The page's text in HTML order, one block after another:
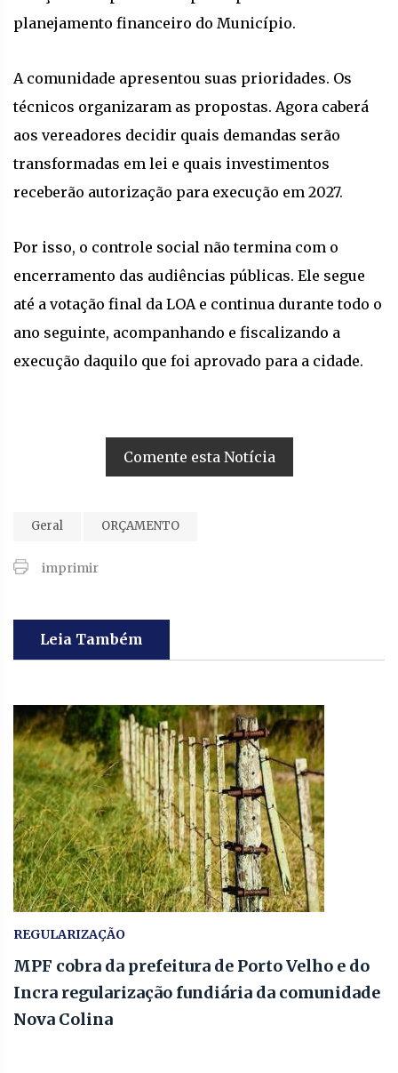
planejamento financeiro do Município.
A comunidade apresentou suas prioridades. Os
técnicos organizaram as propostas. Agora caberá
aos vereadores decidir quais demandas serão
transformadas em lei e quais investimentos
receberão autorização para execução em 2027.
Por isso, o controle social não termina com o
encerramento das audiências públicas. Ele segue
até a votação final da LOA e continua durante todo o
ano seguinte, acompanhando e fiscalizando a
execução daquilo que foi aprovado para a cidade.
Comente esta Notícia
Geral ORÇAMENTO
imprimir
Leia Também
REGULARIZAÇÃO
MPF cobra da prefeitura de Porto Velho e do
Incra regularização fundiária da comunidade
Nova Colina